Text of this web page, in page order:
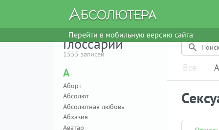
Перейти в мобильную версию сайта
Глоссарий
1555 записей
А
Аборт
Абсолют
Абсолютная любовь
Абхазия
Аватар
Все А